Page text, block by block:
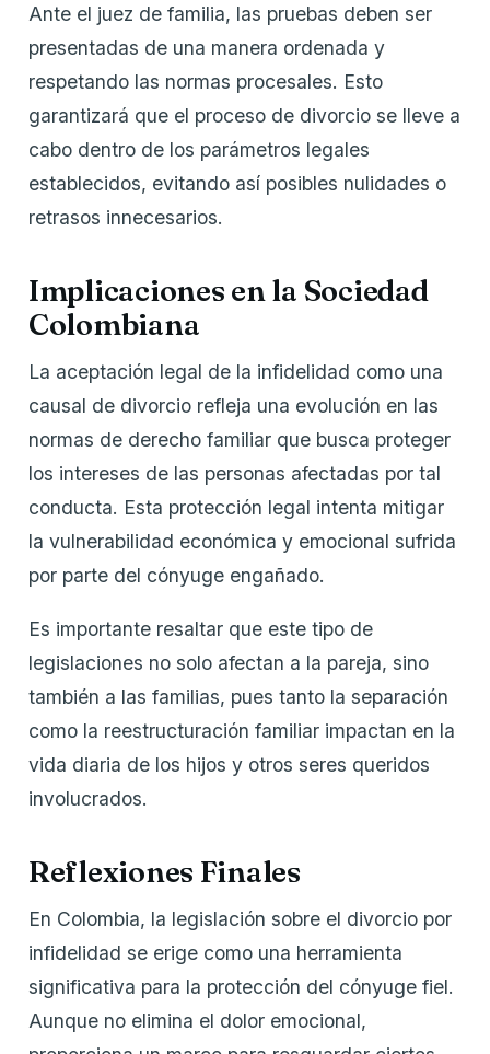
Ante el juez de familia, las pruebas deben ser
presentadas de una manera ordenada y
respetando las normas procesales. Esto
garantizará que el proceso de divorcio se lleve a
cabo dentro de los parámetros legales
establecidos, evitando así posibles nulidades o
retrasos innecesarios.
Implicaciones en la Sociedad
Colombiana
La aceptación legal de la infidelidad como una
causal de divorcio refleja una evolución en las
normas de derecho familiar que busca proteger
los intereses de las personas afectadas por tal
conducta. Esta protección legal intenta mitigar
la vulnerabilidad económica y emocional sufrida
por parte del cónyuge engañado.
Es importante resaltar que este tipo de
legislaciones no solo afectan a la pareja, sino
también a las familias, pues tanto la separación
como la reestructuración familiar impactan en la
vida diaria de los hijos y otros seres queridos
involucrados.
Reflexiones Finales
En Colombia, la legislación sobre el divorcio por
infidelidad se erige como una herramienta
significativa para la protección del cónyuge fiel.
Aunque no elimina el dolor emocional,